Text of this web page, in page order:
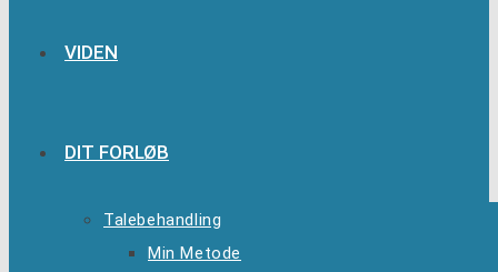
VIDEN
DIT FORLØB
Talebehandling
Min Metode